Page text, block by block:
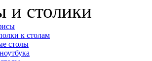
и столики
к столам
столы